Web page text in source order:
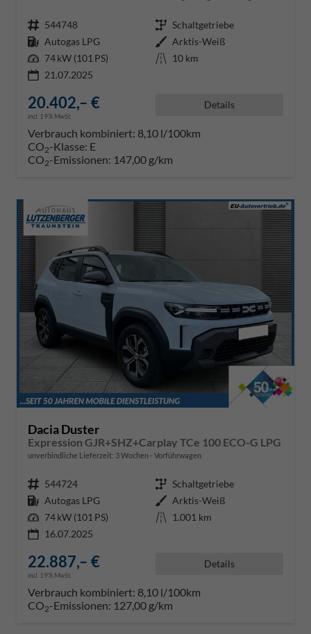
Fahrzeugnr. 544748 Getriebe Schaltgetriebe
Kraftstoff Autogas LPG Außenfarbe Arktis-Weiß
Leistung 74 kW (101 PS) Kilometerstand 10 km
21.07.2025
20.402,– €
incl. 19% MwSt.
Details
Verbrauch kombiniert: 8,10 l/100km
CO2-Klasse: E
CO2-Emissionen: 147,00 g/km
Dacia Duster
Expression GJR+SHZ+Carplay TCe 100 ECO-G LPG
unverbindliche Lieferzeit: 3 Wochen Vorführwagen
Fahrzeugnr. 544724 Getriebe Schaltgetriebe
Kraftstoff Autogas LPG Außenfarbe Arktis-Weiß
Leistung 74 kW (101 PS) Kilometerstand 1.001 km
16.07.2025
22.887,– €
incl. 19% MwSt.
Details
Verbrauch kombiniert: 8,10 l/100km
CO2-Emissionen: 127,00 g/km